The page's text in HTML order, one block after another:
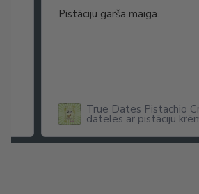
Pistāciju garša maiga.
True Dates Pistachio
dateles ar pistāciju